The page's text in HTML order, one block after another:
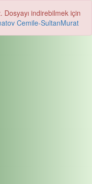
indirebilmek için
Cemile-SultanMurat